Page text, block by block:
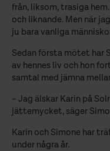
från, liksom, trasiga
och liknande. Men när
ju bara vanliga
Sedan första mötet har
av hennes liv och hon
samtal med jämna
– Jag älskar Karin på
jättemycket, säger
Karin och Simone har
under några år.